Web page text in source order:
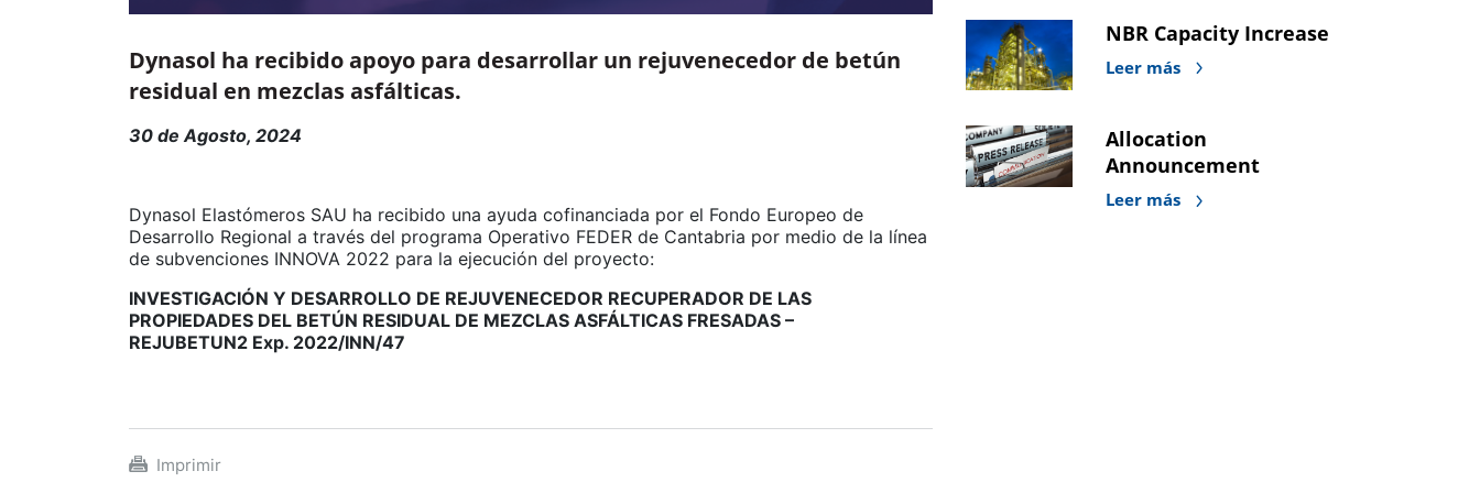
Dynasol ha recibido apoyo para desarrollar un rejuvenecedor de betún
residual en mezclas asfálticas.
30 de Agosto, 2024
Dynasol Elastómeros SAU ha recibido una ayuda cofinanciada por el Fondo Europeo de
Desarrollo Regional a través del programa Operativo FEDER de Cantabria por medio de la línea
de subvenciones INNOVA 2022 para la ejecución del proyecto:
INVESTIGACIÓN Y DESARROLLO DE REJUVENECEDOR RECUPERADOR DE LAS
PROPIEDADES DEL BETÚN RESIDUAL DE MEZCLAS ASFÁLTICAS FRESADAS –
REJUBETUN2 Exp. 2022/INN/47
Imprimir
NBR Capacity Increase
Leer más
Allocation
Announcement
Leer más